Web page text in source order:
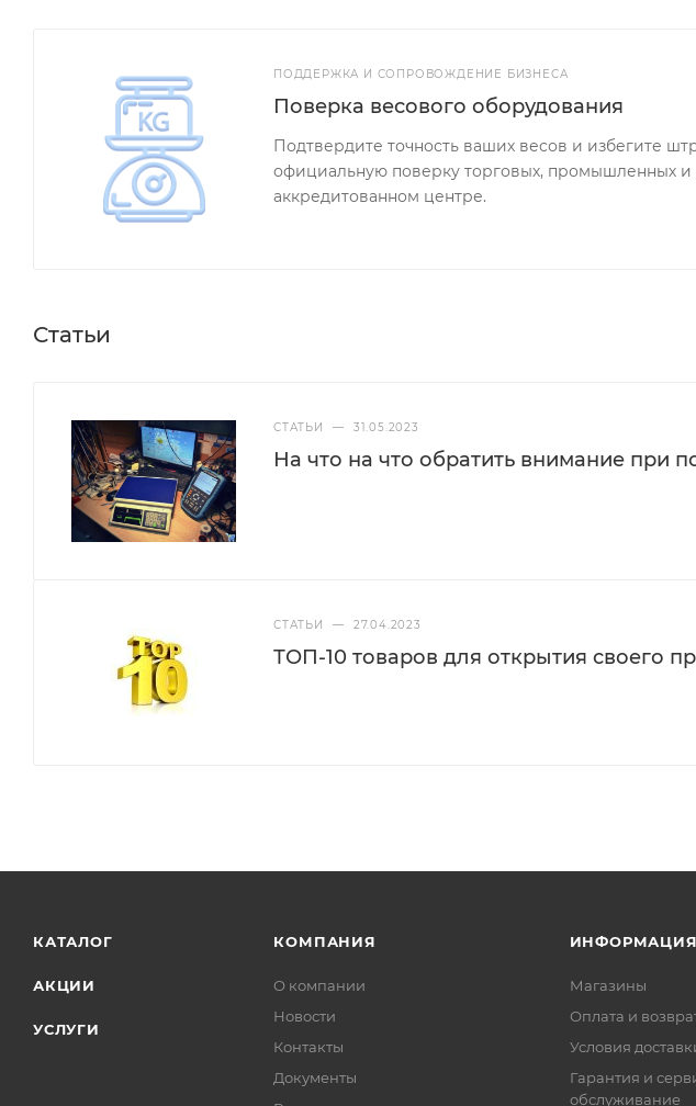
ПОДДЕРЖКА И СОПРОВОЖДЕНИЕ БИЗНЕСА
Поверка весового оборудования
Подтвердите точность ваших весов и избегите
официальную поверку торговых, промышленных
аккредитованном центре.
Статьи
СТАТЬИ — 31.05.2023
На что на что обратить внимание при
СТАТЬИ — 27.04.2023
ТОП-10 товаров для открытия своего
КАТАЛОГ
АКЦИИ
УСЛУГИ
КОМПАНИЯ
О компании
Новости
Контакты
Документы
ИНФОРМАЦИЯ
Магазины
Оплата и
Условия
Гарантия и
обслуживание